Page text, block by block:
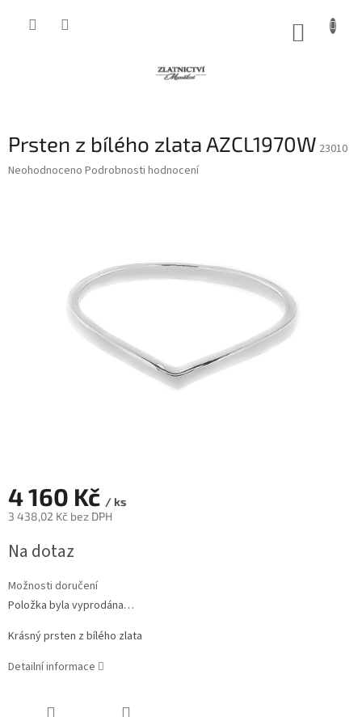
Prsten z bílého zlata AZCL1970W 23010
Průměrné
Neohodnoceno Podrobnosti hodnocení
4 160 Kč / ks
3 438,02 Kč bez DPH
cena:
Na dotaz
Možnosti doručení
Položka byla vyprodána…
Krásný prsten z bílého zlata
Detailní informace